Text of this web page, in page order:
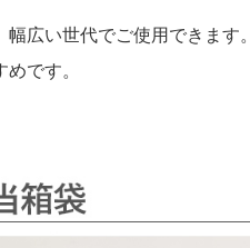
広い世代でご使用できます。
です。